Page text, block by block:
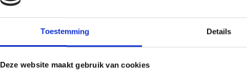
Toestemming Details
Deze website maakt gebruik van cookies